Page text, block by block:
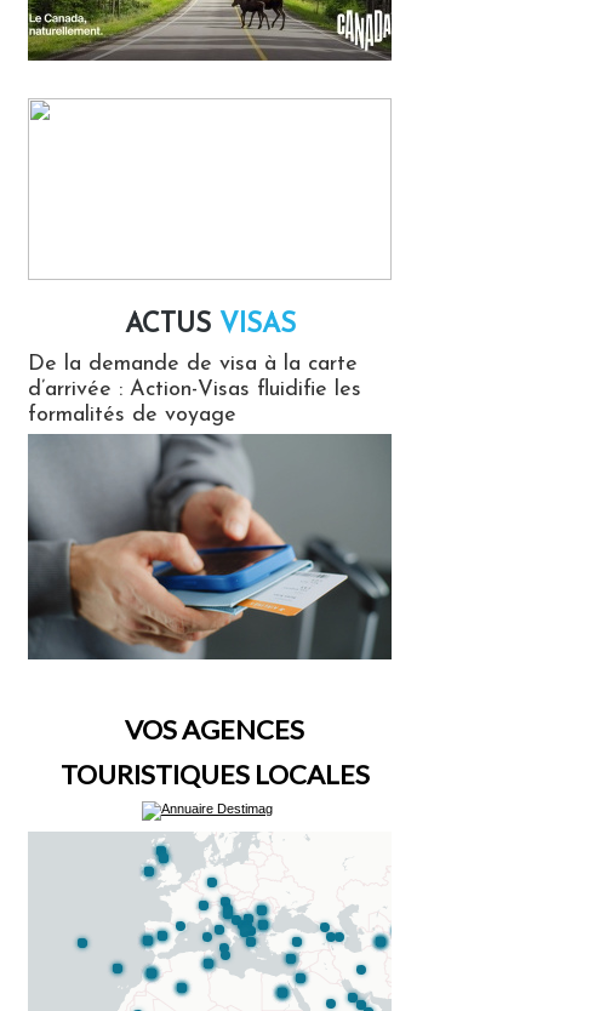
ACTUS VISAS
De la demande de visa à la carte
d’arrivée : Action-Visas fluidifie les
formalités de voyage
VOS AGENCES
TOURISTIQUES LOCALES